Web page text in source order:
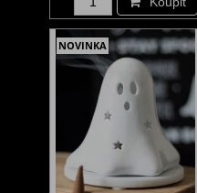
NOVINKA